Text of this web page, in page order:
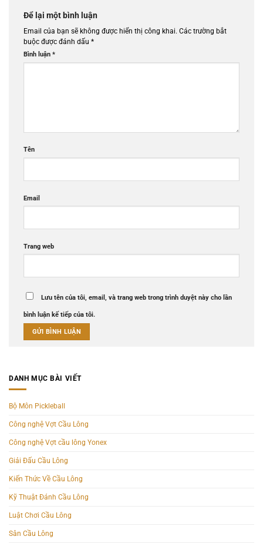
Để lại một bình luận
Email của bạn sẽ không được hiển thị công khai. Các trường bắt
buộc được đánh dấu *
Bình luận *
Tên
Email
Trang web
Lưu tên của tôi, email, và trang web trong trình duyệt này cho lần
bình luận kế tiếp của tôi.
DANH MỤC BÀI VIẾT
Bộ Môn Pickleball
Công nghệ Vợt Cầu Lông
Công nghệ Vợt cầu lông Yonex
Giải Đấu Cầu Lông
Kiến Thức Về Cầu Lông
Kỹ Thuật Đánh Cầu Lông
Luật Chơi Cầu Lông
Sân Cầu Lông